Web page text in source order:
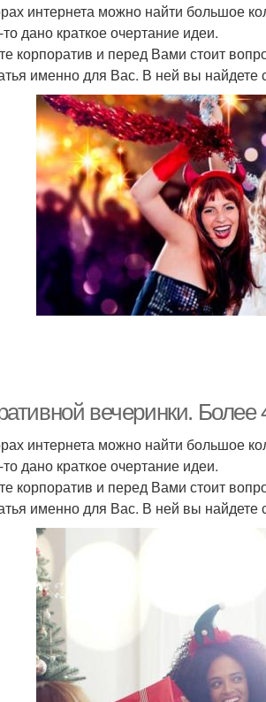
интернета можно найти большое
дано краткое очертание идеи.
корпоратив и перед Вами стоит
именно для Вас. В ней вы
вечеринки.
интернета можно найти большое
дано краткое очертание идеи.
корпоратив и перед Вами стоит
именно для Вас. В ней вы